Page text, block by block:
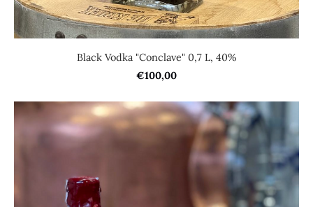
Black Vodka "Conclave" 0,7 L, 40%
€100,00